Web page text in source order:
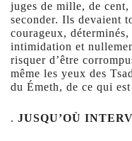
juges de mille, de
seconder. Ils devaient
courageux, déterminés,
intimidation et
risquer d’être
même les yeux des
du Émeth, de ce qui
. JUSQU’OÙ